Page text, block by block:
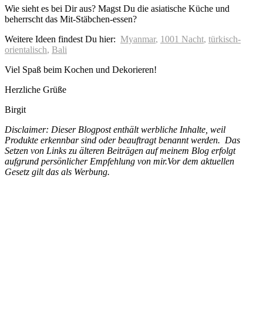
Wie sieht es bei Dir aus? Magst Du die asiatische Küche und
beherrscht das Mit-Stäbchen-essen?
Weitere Ideen findest Du hier: Myanmar, 1001 Nacht, türkisch-
orientalisch, Bali
Viel Spaß beim Kochen und Dekorieren!
Herzliche Grüße
Birgit
Disclaimer: Dieser Blogpost enthält werbliche Inhalte, weil
Produkte erkennbar sind oder beauftragt benannt werden. Das
Setzen von Links zu älteren Beiträgen auf meinem Blog erfolgt
aufgrund persönlicher Empfehlung von mir.Vor dem aktuellen
Gesetz gilt das als Werbung.